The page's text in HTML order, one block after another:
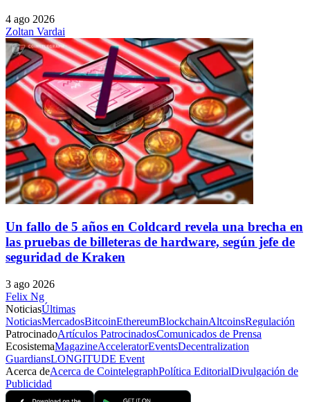
4 ago 2026
Zoltan Vardai
Un fallo de 5 años en Coldcard revela una brecha en
las pruebas de billeteras de hardware, según jefe de
seguridad de Kraken
3 ago 2026
Felix Ng
NoticiasÚltimas
NoticiasMercadosBitcoinEthereumBlockchainAltcoinsRegulación
PatrocinadoArtículos PatrocinadosComunicados de Prensa
EcosistemaMagazineAcceleratorEventsDecentralization
GuardiansLONGITUDE Event
Acerca deAcerca de CointelegraphPolítica EditorialDivulgación de
Publicidad